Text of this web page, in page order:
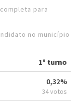
para
no município
1º turno
0,32%
34 votos